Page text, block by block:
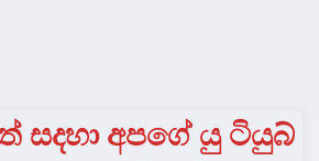
සදහා අපගේ යු ටියුබ්